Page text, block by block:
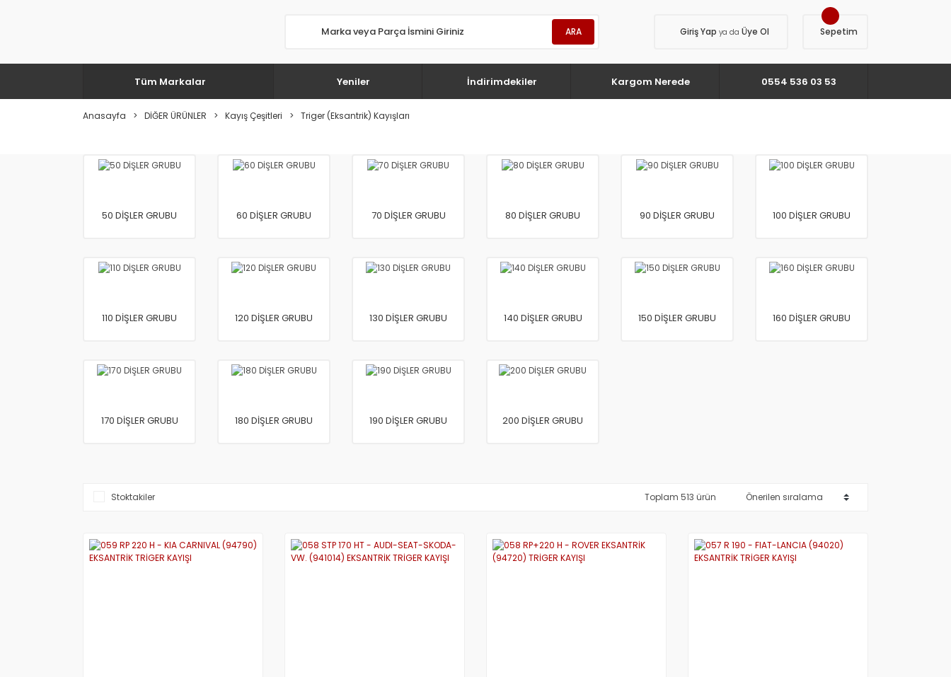
ARA Giriş Yap ya da Üye Ol Sepetim
Tüm Markalar Yeniler İndirimdekiler Kargom Nerede 0554 536 03 53
Anasayfa DİĞER ÜRÜNLER Kayış Çeşitleri Triger (Eksantrik) Kayışları
50 DİŞLER GRUBU 60 DİŞLER GRUBU 70 DİŞLER GRUBU 80 DİŞLER GRUBU 90 DİŞLER GRUBU 100 DİŞLER GRUBU
110 DİŞLER GRUBU 120 DİŞLER GRUBU 130 DİŞLER GRUBU 140 DİŞLER GRUBU 150 DİŞLER GRUBU 160 DİŞLER GRUBU
170 DİŞLER GRUBU 180 DİŞLER GRUBU 190 DİŞLER GRUBU 200 DİŞLER GRUBU
Stoktakiler Toplam 513 ürün